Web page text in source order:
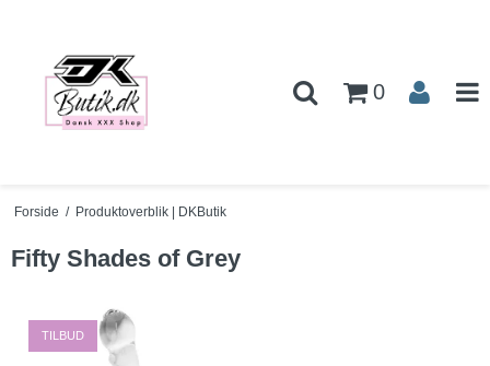
0
Forside / Produktoverblik | DKButik
Fifty Shades of Grey
TILBUD